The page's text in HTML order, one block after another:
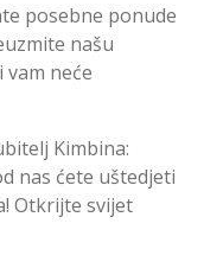
posebne ponude
našu
vam neće
Kimbina:
nas ćete uštedjeti
Otkrijte svijet